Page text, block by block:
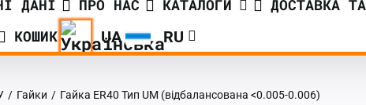
ДАНІ ПРО НАС КАТАЛОГИ ДОСТАВКА
КОШИК
/ Гайки / Гайка ER40 Тип UM (відбалансована <0.005-0.006)